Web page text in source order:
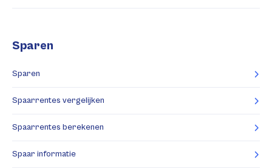
Sparen
Sparen
Spaarrentes vergelijken
Spaarrentes berekenen
Spaar informatie